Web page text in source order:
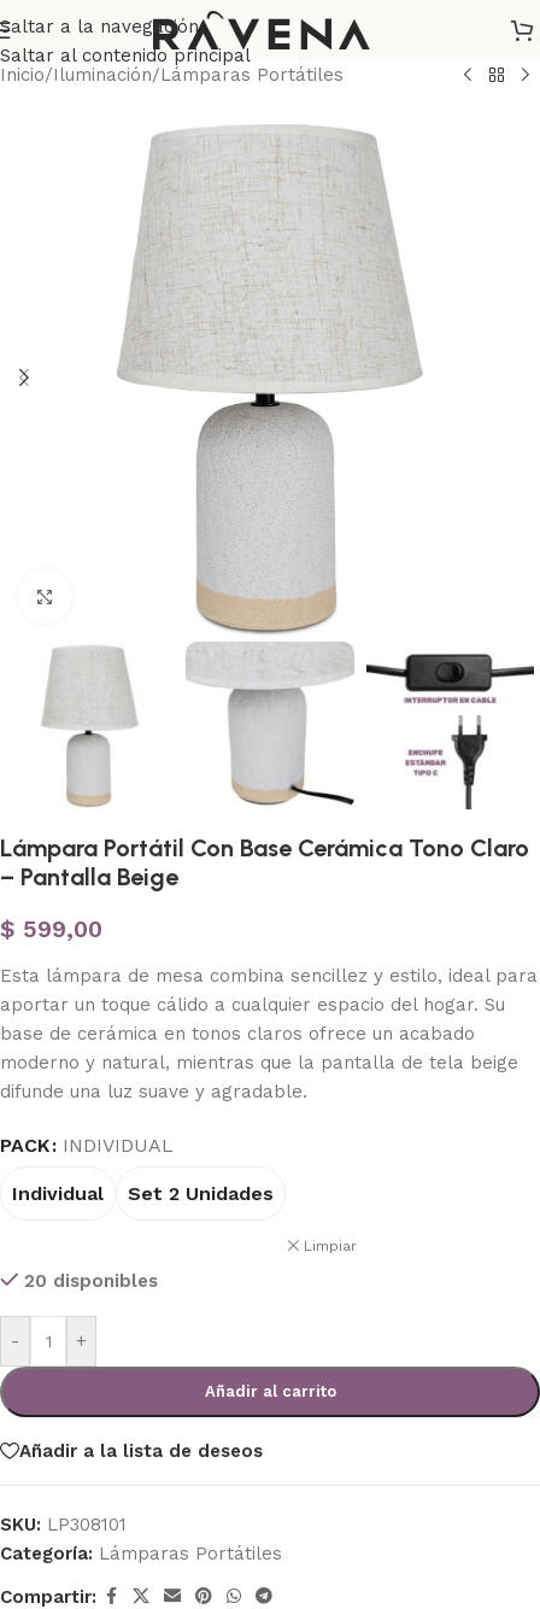
Saltar a la navegación
Saltar al contenido principal
Inicio/Iluminación/Lámparas Portátiles
Haga clic para ampliar
Lámpara Portátil Con Base Cerámica Tono Claro
– Pantalla Beige
$ 599,00
Esta lámpara de mesa combina sencillez y estilo, ideal para
aportar un toque cálido a cualquier espacio del hogar. Su
base de cerámica en tonos claros ofrece un acabado
moderno y natural, mientras que la pantalla de tela beige
difunde una luz suave y agradable.
PACK INDIVIDUAL
Individual Set 2 Unidades
Limpiar
20 disponibles
- +
Añadir al carrito
Añadir a la lista de deseos
SKU: LP308101
Categoría: Lámparas Portátiles
Compartir: